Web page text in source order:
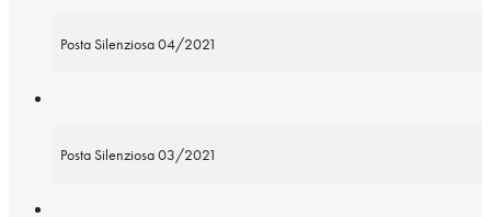
Posta Silenziosa 04/2021
Posta Silenziosa 03/2021